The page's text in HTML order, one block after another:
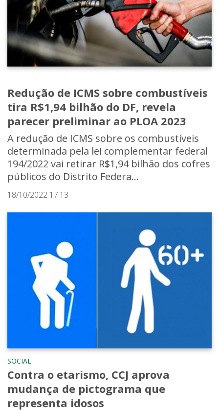
Redução de ICMS sobre combustíveis
tira R$1,94 bilhão do DF, revela
parecer preliminar ao PLOA 2023
A redução de ICMS sobre os combustíveis
determinada pela lei complementar federal
194/2022 vai retirar R$1,94 bilhão dos cofres
públicos do Distrito Federa...
18/10/2022 17:13
SOCIAL
Contra o etarismo, CCJ aprova
mudança de pictograma que
representa idosos